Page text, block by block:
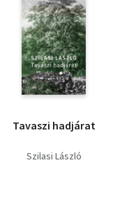
Tavaszi hadjárat
Szilasi László